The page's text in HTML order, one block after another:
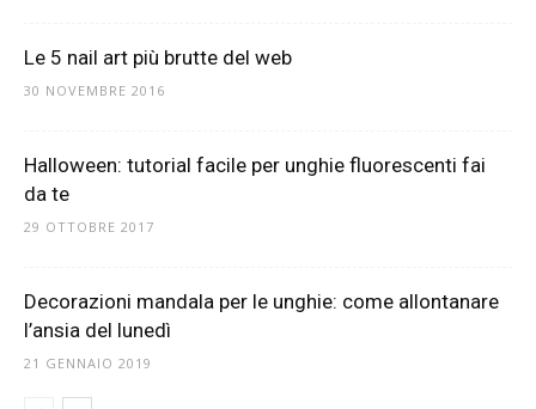
Le 5 nail art più brutte del web
30 NOVEMBRE 2016
Halloween: tutorial facile per unghie fluorescenti fai
da te
29 OTTOBRE 2017
Decorazioni mandala per le unghie: come allontanare
l’ansia del lunedì
21 GENNAIO 2019